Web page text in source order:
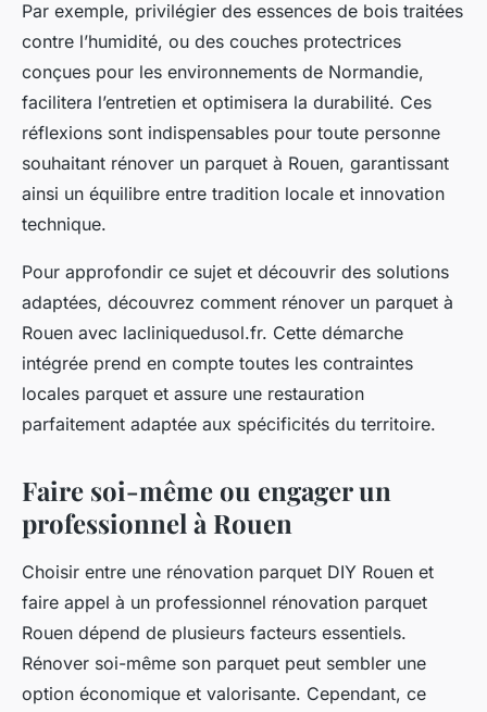
Par exemple, privilégier des essences de bois traitées
contre l’humidité, ou des couches protectrices
conçues pour les environnements de Normandie,
facilitera l’entretien et optimisera la durabilité. Ces
réflexions sont indispensables pour toute personne
souhaitant rénover un parquet à Rouen, garantissant
ainsi un équilibre entre tradition locale et innovation
technique.
Pour approfondir ce sujet et découvrir des solutions
adaptées, découvrez comment rénover un parquet à
Rouen avec lacliniquedusol.fr. Cette démarche
intégrée prend en compte toutes les contraintes
locales parquet et assure une restauration
parfaitement adaptée aux spécificités du territoire.
Faire soi-même ou engager un
professionnel à Rouen
Choisir entre une rénovation parquet DIY Rouen et
faire appel à un professionnel rénovation parquet
Rouen dépend de plusieurs facteurs essentiels.
Rénover soi-même son parquet peut sembler une
option économique et valorisante. Cependant, ce